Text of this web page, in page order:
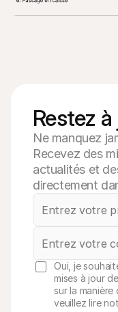
Restez
Ne manquez
Recevez des
actualités et
directement
Oui, je
mises à jour
sur la
veuillez lire